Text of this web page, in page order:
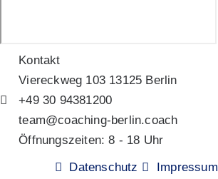
Kontakt
Viereckweg 103 13125 Berlin
+49 30 94381200
team@coaching-berlin.coach
Öffnungszeiten: 8 - 18 Uhr
Datenschutz
Impressum